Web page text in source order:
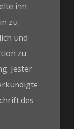
ihn
zu
und
zu
Jester
des